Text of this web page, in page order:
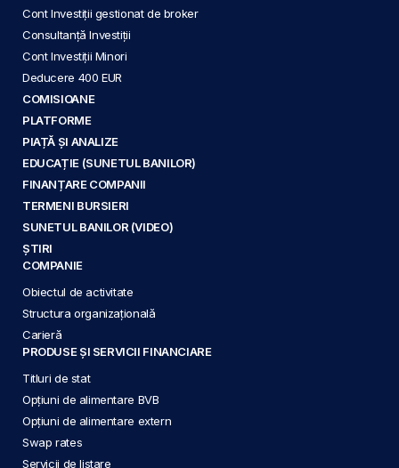
Cont Investiții gestionat de broker
Consultanță Investiții
Cont Investiții Minori
Deducere 400 EUR
COMISIOANE
PLATFORME
PIAȚĂ ȘI ANALIZE
EDUCAȚIE (SUNETUL BANILOR)
FINANȚARE COMPANII
TERMENI BURSIERI
SUNETUL BANILOR (VIDEO)
ȘTIRI
COMPANIE
Obiectul de activitate
Structura organizațională
Carieră
PRODUSE ȘI SERVICII FINANCIARE
Titluri de stat
Opțiuni de alimentare BVB
Opțiuni de alimentare extern
Swap rates
Servicii de listare